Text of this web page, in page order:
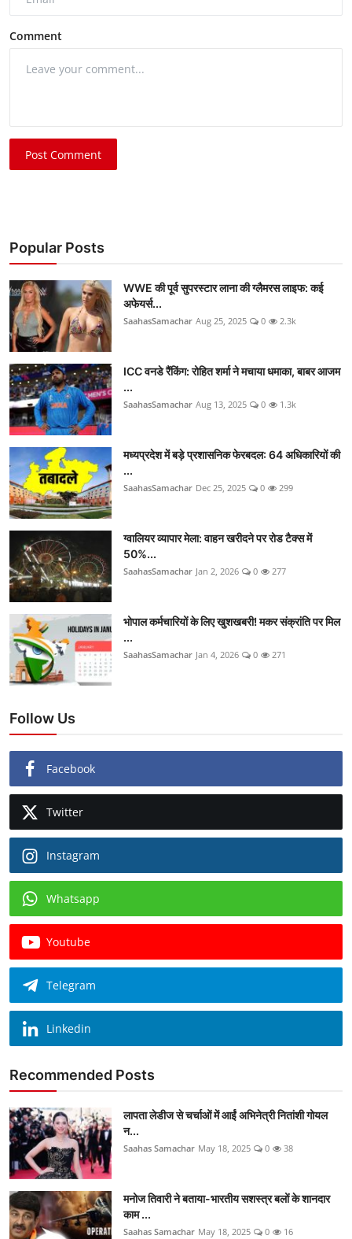
Comment
Post Comment
Popular Posts
WWE की पूर्व सुपरस्टार लाना की ग्लैमरस लाइफ: कई
अफेयर्स...
SaahasSamachar Aug 25, 2025 0 2.3k
ICC वनडे रैंकिंग: रोहित शर्मा ने मचाया धमाका, बाबर आजम
...
SaahasSamachar Aug 13, 2025 0 1.3k
मध्यप्रदेश में बड़े प्रशासनिक फेरबदल: 64 अधिकारियों की
...
SaahasSamachar Dec 25, 2025 0 299
ग्वालियर व्यापार मेला: वाहन खरीदने पर रोड टैक्स में
50%...
SaahasSamachar Jan 2, 2026 0 277
भोपाल कर्मचारियों के लिए खुशखबरी! मकर संक्रांति पर मिल
...
SaahasSamachar Jan 4, 2026 0 271
Follow Us
Facebook
Twitter
Instagram
Whatsapp
Youtube
Telegram
Linkedin
Recommended Posts
लापता लेडीज से चर्चाओं में आईं अभिनेत्री नितांशी गोयल
न...
Saahas Samachar May 18, 2025 0 38
मनोज तिवारी ने बताया-भारतीय सशस्त्र बलों के शानदार
काम ...
Saahas Samachar May 18, 2025 0 16